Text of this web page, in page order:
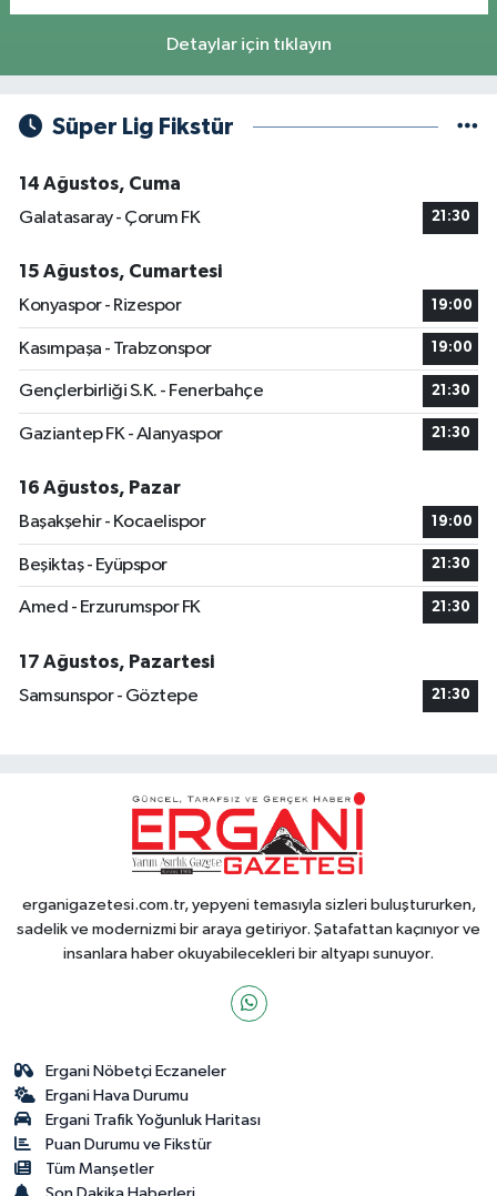
Detaylar için tıklayın
Süper Lig Fikstür
14 Ağustos, Cuma
Galatasaray - Çorum FK
21:30
15 Ağustos, Cumartesi
Konyaspor - Rizespor
19:00
Kasımpaşa - Trabzonspor 19:00
Gençlerbirliği S.K. - Fenerbahçe 21:30
Gaziantep FK - Alanyaspor 21:30
16 Ağustos, Pazar
Başakşehir - Kocaelispor
19:00
Beşiktaş - Eyüpspor 21:30
Amed - Erzurumspor FK 21:30
17 Ağustos, Pazartesi
Samsunspor - Göztepe
21:30
erganigazetesi.com.tr, yepyeni temasıyla sizleri buluştururken,
sadelik ve modernizmi bir araya getiriyor. Şatafattan kaçınıyor ve
insanlara haber okuyabilecekleri bir altyapı sunuyor.
Ergani Nöbetçi Eczaneler
Ergani Hava Durumu
Ergani Trafik Yoğunluk Haritası
Puan Durumu ve Fikstür
Tüm Manşetler